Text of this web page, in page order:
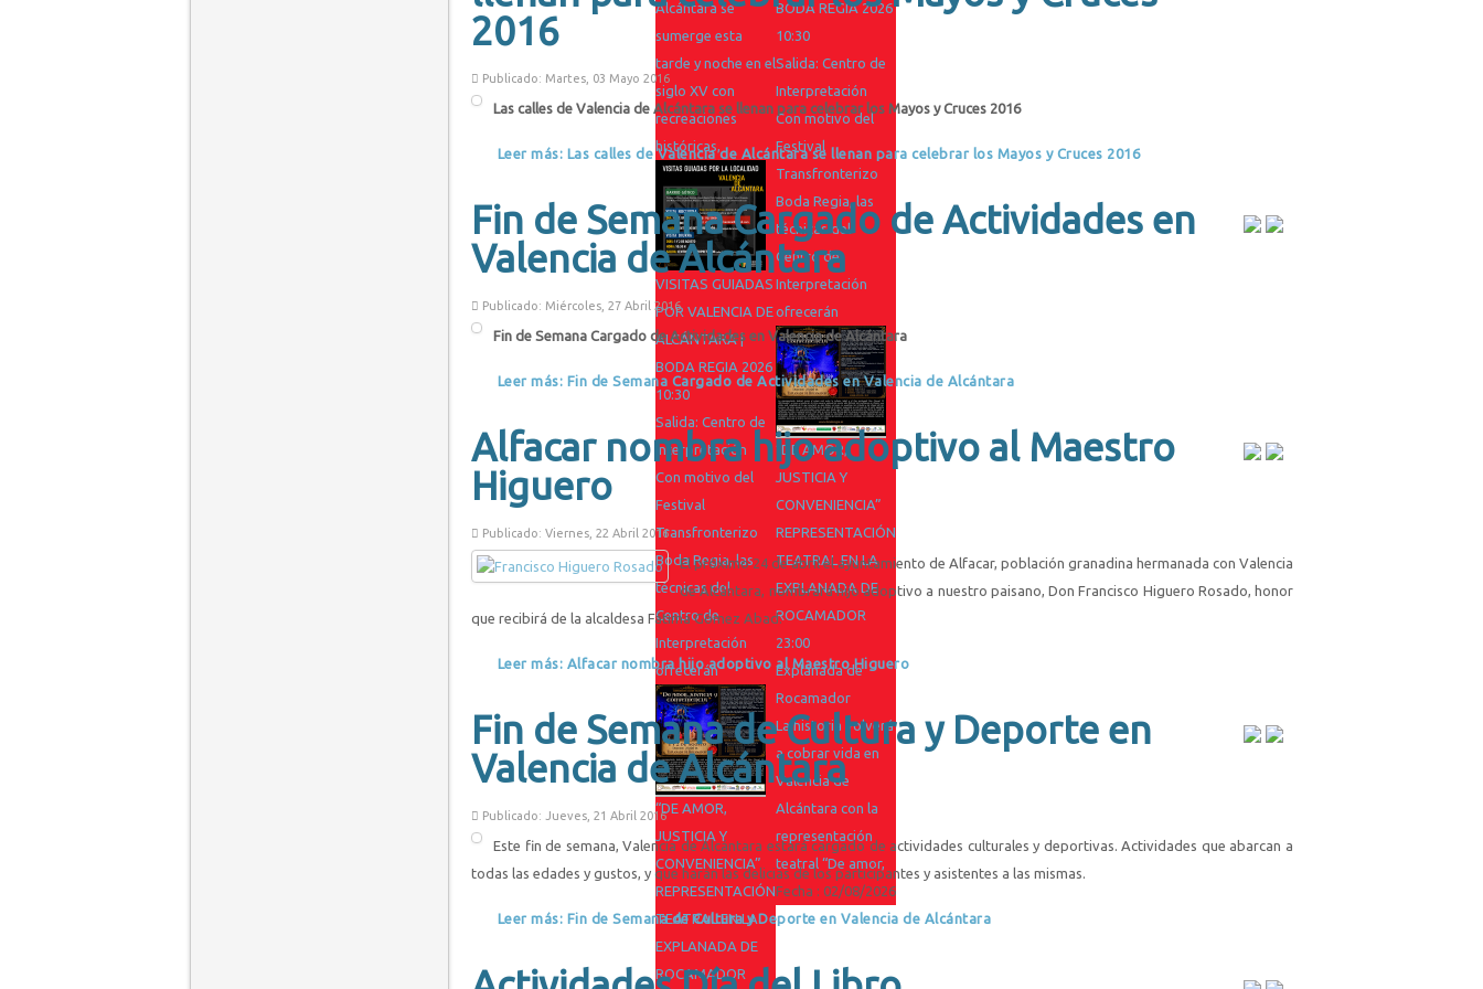
Alcántara se
sumerge esta
tarde y noche en el
siglo XV con
recreaciones
históricas,
VISITAS GUIADAS
POR VALENCIA DE
ALCÁNTARA |
BODA REGIA 2026
10:30
Salida: Centro de
Interpretación
Con motivo del
Festival
Transfronterizo
Boda Regia, las
técnicas del
Centro de
Interpretación
ofrecerán
“DE AMOR,
JUSTICIA Y
CONVENIENCIA”
REPRESENTACIÓN
TEATRAL EN LA
EXPLANADA DE
ROCAMADOR
BODA REGIA 2026
10:30
Salida: Centro de
Interpretación
Con motivo del
Festival
Transfronterizo
Boda Regia, las
técnicas del
Centro de
Interpretación
ofrecerán
“DE AMOR,
JUSTICIA Y
CONVENIENCIA”
REPRESENTACIÓN
TEATRAL EN LA
EXPLANADA DE
ROCAMADOR
23:00
Explanada de
Rocamador
La historia volverá
a cobrar vida en
Valencia de
Alcántara con la
representación
teatral “De amor,
Fecha : 02/08/2026
2016
Publicado: Martes, 03 Mayo 2016
Las calles de Valencia de Alcántara se llenan para celebrar los Mayos y Cruces 2016
Leer más: Las calles de Valencia de Alcántara se llenan para celebrar los Mayos y Cruces 2016
Fin de Semana Cargado de Actividades en
Valencia de Alcántara
Publicado: Miércoles, 27 Abril 2016
Fin de Semana Cargado de Actividades en Valencia de Alcántara
Leer más: Fin de Semana Cargado de Actividades en Valencia de Alcántara
Alfacar nombra hijo adoptivo al Maestro
Higuero
Publicado: Viernes, 22 Abril 2016
El próximo 24 de abril el ayuntamiento de Alfacar, población granadina hermanada con Valencia
de Alcántara, nombrará hijo adoptivo a nuestro paisano, Don Francisco Higuero Rosado, honor
que recibirá de la alcaldesa Fátima Gómez Abad.
Leer más: Alfacar nombra hijo adoptivo al Maestro Higuero
Fin de Semana de Cultura y Deporte en
Valencia de Alcántara
Publicado: Jueves, 21 Abril 2016
Este fin de semana, Valencia de Alcántara estará cargado de actividades culturales y deportivas. Actividades que abarcan a
todas las edades y gustos, y que harán las delicias de los participantes y asistentes a las mismas.
Leer más: Fin de Semana de Cultura y Deporte en Valencia de Alcántara